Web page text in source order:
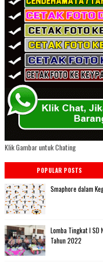
Klik Gambar untuk Chating
POPULAR POSTS
Smaphore dalam
Lomba Tingkat I
Tahun 2022